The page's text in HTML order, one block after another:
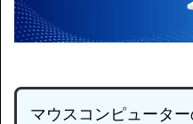
マウスコンピュータ